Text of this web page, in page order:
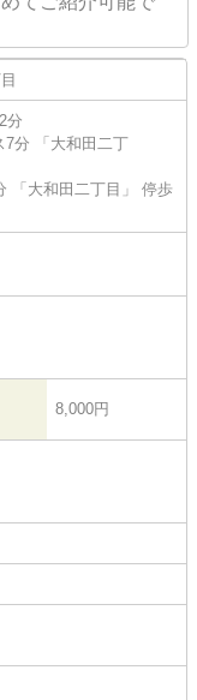
分
7分 「大和田二丁
「大和田二丁目」 停歩
8,000円